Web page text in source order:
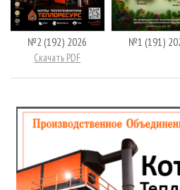
№2 (192) 2026
Скачать PDF
№1 (191)